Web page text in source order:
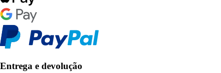
Entrega e devolução